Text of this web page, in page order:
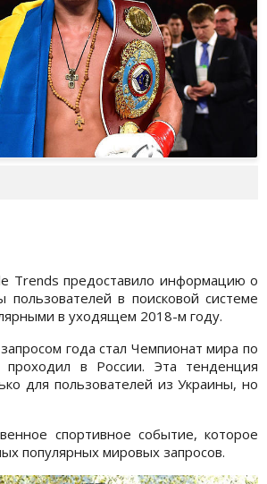
Trends предоставило информацию о
пользователей в поисковой системе
в уходящем 2018-м году.
года стал Чемпионат мира по
проходил в России. Эта тенденция
для пользователей из Украины, но
спортивное событие, которое
популярных мировых запросов.